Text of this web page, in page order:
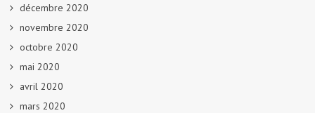
décembre 2020
novembre 2020
octobre 2020
mai 2020
avril 2020
mars 2020